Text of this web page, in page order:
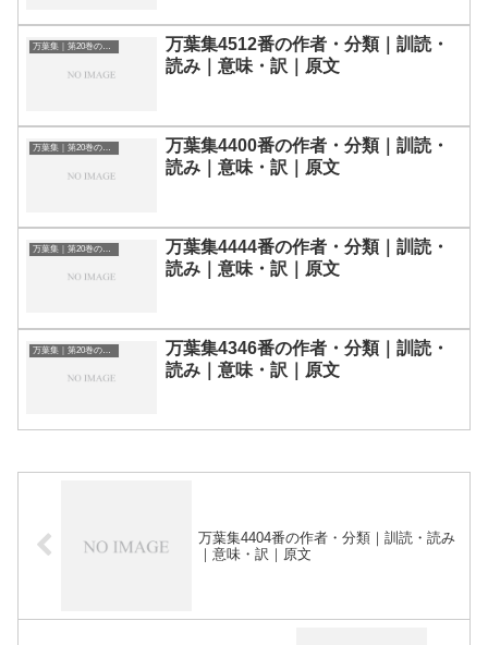
万葉集｜第20巻の和歌一覧
万葉集4512番の作者・分類｜訓読・
読み｜意味・訳｜原文
万葉集｜第20巻の和歌一覧
万葉集4400番の作者・分類｜訓読・
読み｜意味・訳｜原文
万葉集｜第20巻の和歌一覧
万葉集4444番の作者・分類｜訓読・
読み｜意味・訳｜原文
万葉集｜第20巻の和歌一覧
万葉集4346番の作者・分類｜訓読・
読み｜意味・訳｜原文
万葉集4404番の作者・分類｜訓読・読み
｜意味・訳｜原文